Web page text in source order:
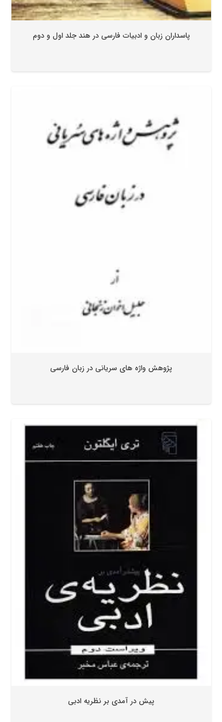
پاسداران زبان و ادبیات فارسی در هند جلد اول و دوم
پژوهش واژه های سریانی در زبان فارسی
پیش در آمدی بر نظریه ادبی